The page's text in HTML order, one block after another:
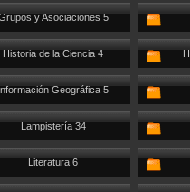
y Asociaciones 5
Historia de la Ciencia 4
Geográfica 5
Lampistería 34
Literatura 6